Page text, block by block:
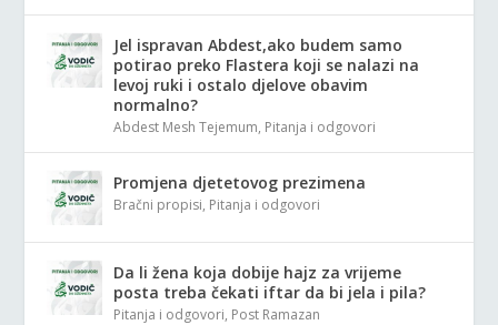
Jel ispravan Abdest,ako budem samo
potirao preko Flastera koji se nalazi na
levoj ruki i ostalo djelove obavim
normalno?
Abdest Mesh Tejemum, Pitanja i odgovori
Promjena djetetovog prezimena
Bračni propisi, Pitanja i odgovori
Da li žena koja dobije hajz za vrijeme
posta treba čekati iftar da bi jela i pila?
Pitanja i odgovori, Post Ramazan